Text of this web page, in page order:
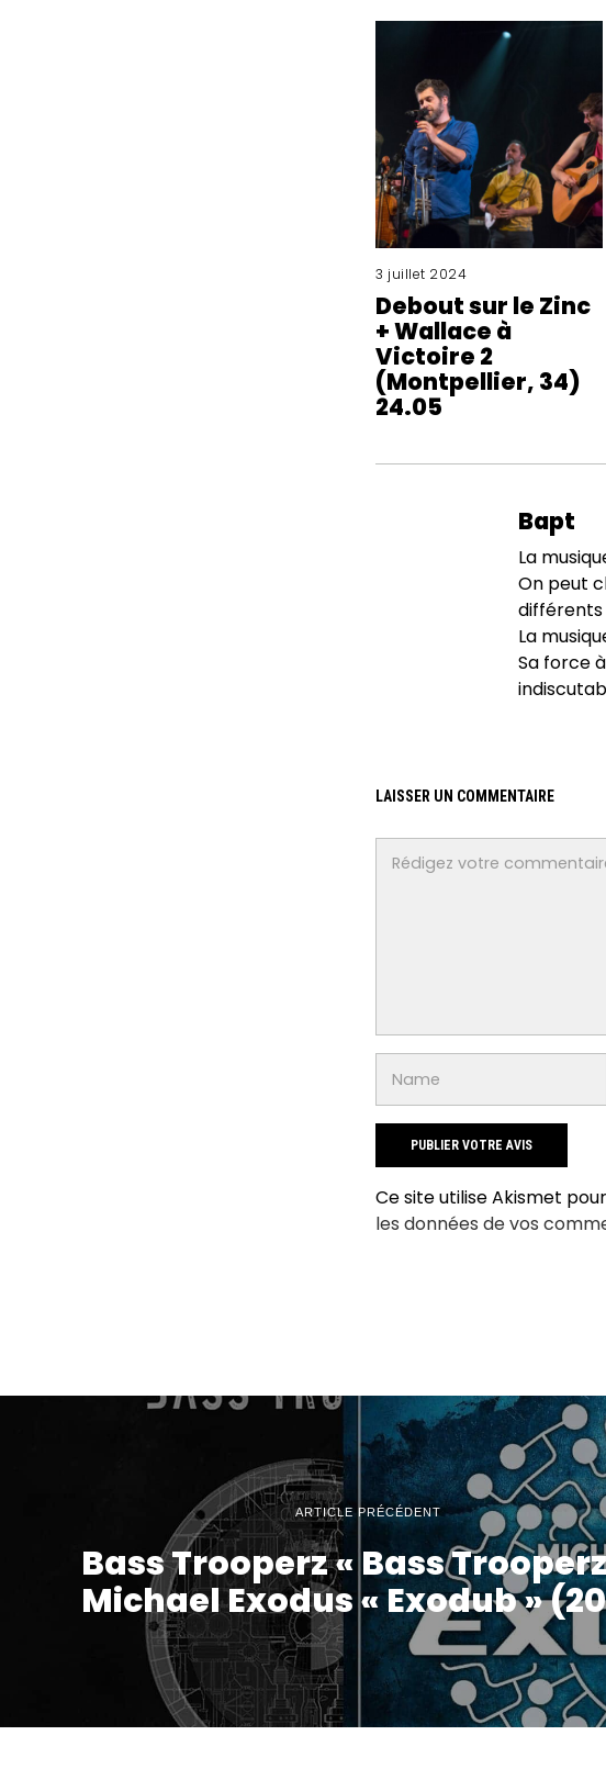
3 juillet 2024
Debout sur le Zinc
+ Wallace à
Victoire 2
(Montpellier, 34)
24.05
Bapt
La
On peut
différents
La
Sa force
LAISSER UN COMMENTAIRE
Ce site utilise Akismet
les données de vos
ARTICLE PRÉCÉDENT
Bass Trooperz « Bass
Michael Exodus « Exodub »